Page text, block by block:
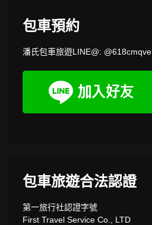
包車預約
潘氏包車旅遊LINE@: @618cmqve
包車旅遊合法認證
第一旅行社認證字號
First Travel Service Co., LTD